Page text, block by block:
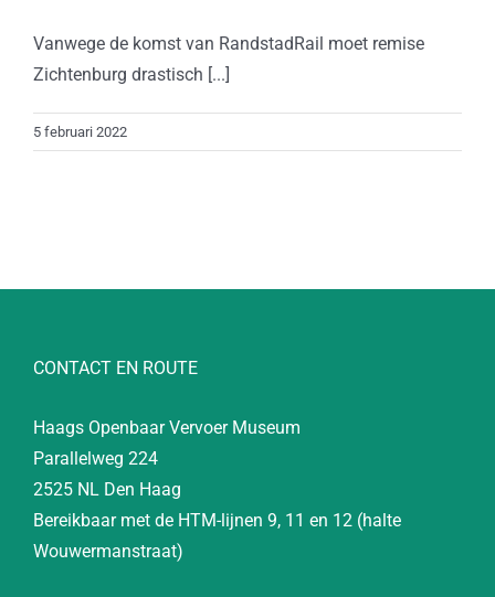
Vanwege de komst van RandstadRail moet remise
Zichtenburg drastisch [...]
5 februari 2022
CONTACT EN ROUTE
Haags Openbaar Vervoer Museum
Parallelweg 224
2525 NL Den Haag
Bereikbaar met de HTM-lijnen 9, 11 en 12 (halte
Wouwermanstraat)